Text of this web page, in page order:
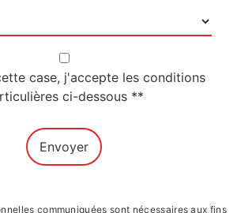
case, j'accepte les conditions
ci-dessous **
Envoyer
communiquées sont nécessaires aux fins